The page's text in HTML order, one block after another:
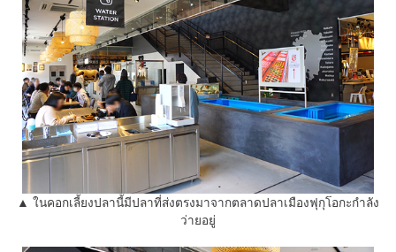
▲ ในคอกเลี้ยงปลานี้มีปลาที่ส่งตรงมาจากตลาดปลาเมืองฟุกุโอกะกำลัง
ว่ายอยู่